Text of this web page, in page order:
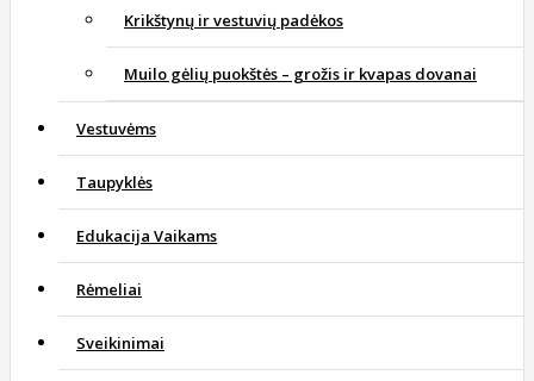
Krikštynų ir vestuvių padėkos
Muilo gėlių puokštės – grožis ir kvapas dovanai
Vestuvėms
Taupyklės
Edukacija Vaikams
Rėmeliai
Sveikinimai